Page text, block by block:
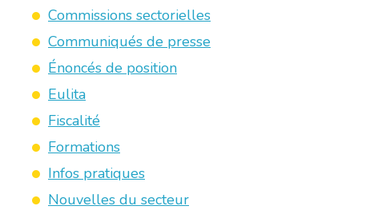
Commissions sectorielles
Communiqués de presse
Énoncés de position
Eulita
Fiscalité
Formations
Infos pratiques
Nouvelles du secteur